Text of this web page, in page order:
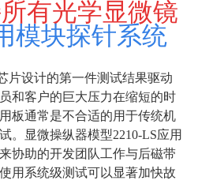
有光学显微镜
模块探针系统
片设计的第一件测试结果驱动
和客户的巨大压力在缩短的时
板通常是不合适的用于传统机
。显微操纵器模型2210-LS应用
协助的开发团队工作与后磁带
用系统级测试可以显著加快故